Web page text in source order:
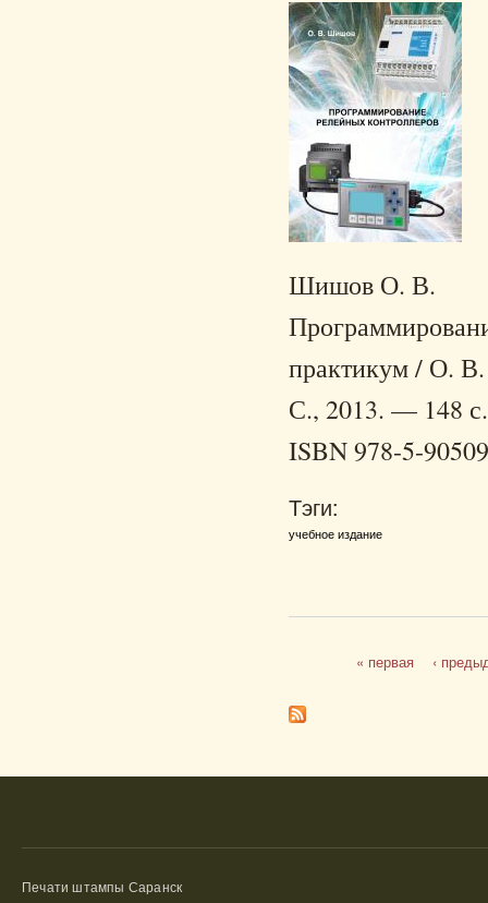
Шишов О. В.
практикум / О.
С., 2013. — 148 с.
ISBN 978-5-
Тэги:
учебное издание
« первая ‹
Печати штампы Саранск